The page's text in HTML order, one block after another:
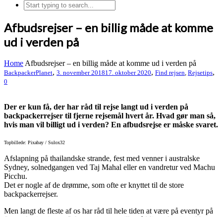
Afbudsrejser – en billig måde at komme
ud i verden på
Home Afbudsrejser – en billig måde at komme ud i verden på
BackpackerPlanet, 3. november 201817. oktober 2020, Find rejsen Rejsetips,
0
Der er kun få, der har råd til rejse langt ud i verden på
backpackerrejser til fjerne rejsemål hvert år. Hvad gør man så,
hvis man vil billigt ud i verden? En afbudsrejse er måske svaret.
Topbillede: Pixabay / Sulox32
Afslapning på thailandske strande, fest med venner i australske
Sydney, solnedgangen ved Taj Mahal eller en vandretur ved Machu
Picchu.
Det er nogle af de drømme, som ofte er knyttet til de store
backpackerrejser.
Men langt de fleste af os har råd til hele tiden at være på eventyr på